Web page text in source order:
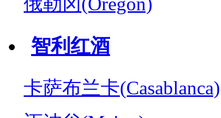
智利红酒
卡萨布兰卡(Casablanca)